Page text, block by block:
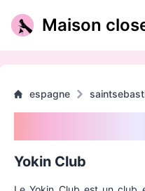
Maison
espagne
Yokin Club